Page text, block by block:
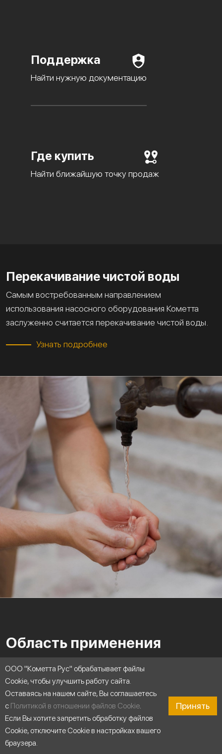
Поддержка
Найти нужную документацию
Где купить
Найти ближайшую точку продаж
Перекачивание чистой воды
Самым востребованным направлением
использования насосного оборудования Кометта
заслуженно считается перекачивание чистой воды.
Узнать подробнее
Область применения
ООО "Кометта Рус" обрабатывает файлы
Cookie, чтобы улучшить работу сайта.
Оставаясь на нашем сайте, Вы соглашаетесь
с Политикой в отношении файлов Cookie.
Если Вы хотите запретить обработку файлов
Cookie, отключите Cookie в настройках вашего
браузера.
Принять